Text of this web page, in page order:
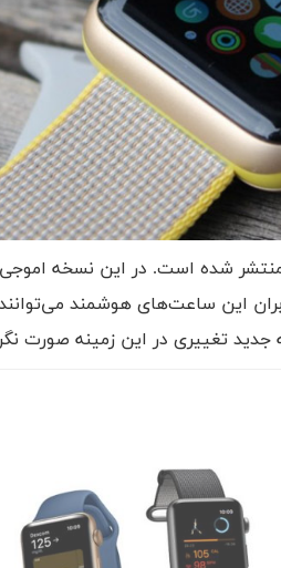
شده است. در این نسخه
جدید تغییری در این زمینه صورت